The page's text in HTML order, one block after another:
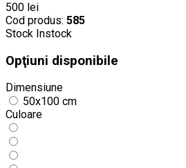
500 lei
Cod produs: 585
Stock Instock
Opţiuni disponibile
Dimensiune
50x100 cm
Culoare